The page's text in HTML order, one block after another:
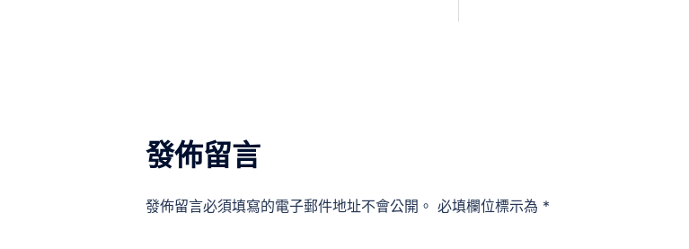
發佈留言
發佈留言必須填寫的電子郵件地址不會公開。 必填欄位標示為 *